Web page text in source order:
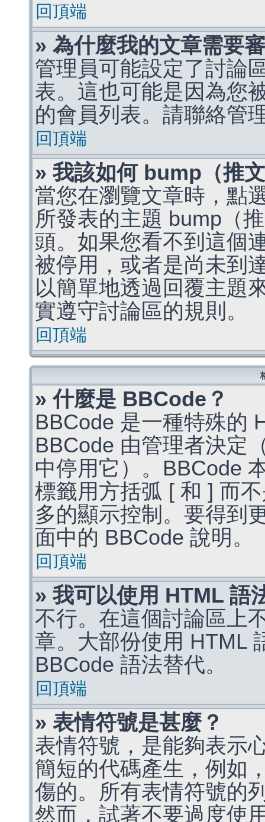
回頂端
» 為什麼我的文章需要
管理員可能設定了討論
表。這也可能是因為您
的會員列表。請聯絡管
回頂端
» 我該如何 bump（推
當您在瀏覽文章時，點
所發表的主題 bump（
頭。如果您看不到這個
被停用，或者是尚未到
以簡單地透過回覆主題
實遵守討論區的規則。
回頂端
» 什麼是 BBCode？
BBCode 是一種特殊的
BBCode 由管理者決定
中停用它）。BBCode
標籤用方括弧 [ 和 ] 而
多的顯示控制。要得到
面中的 BBCode 說明。
回頂端
» 我可以使用 HTML 語
不行。在這個討論區上
章。大部份使用 HTML
BBCode 語法替代。
回頂端
» 表情符號是甚麼？
表情符號，是能夠表示
簡短的代碼產生，例如
傷的。所有表情符號的
然而，試著不要過度使